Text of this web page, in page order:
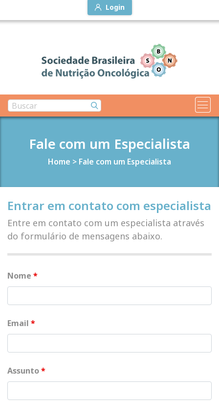
Login
Fale com um Especialista
Home > Fale com um Especialista
Entrar em contato com especialista
Entre em contato com um especialista através
do formulário de mensagens abaixo.
Nome *
Email *
Assunto*